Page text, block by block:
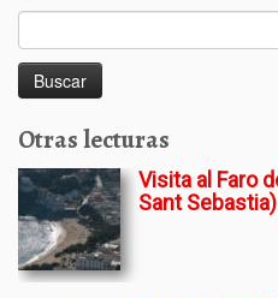
Otras lecturas
Visita al Faro
Sant Sebastia)